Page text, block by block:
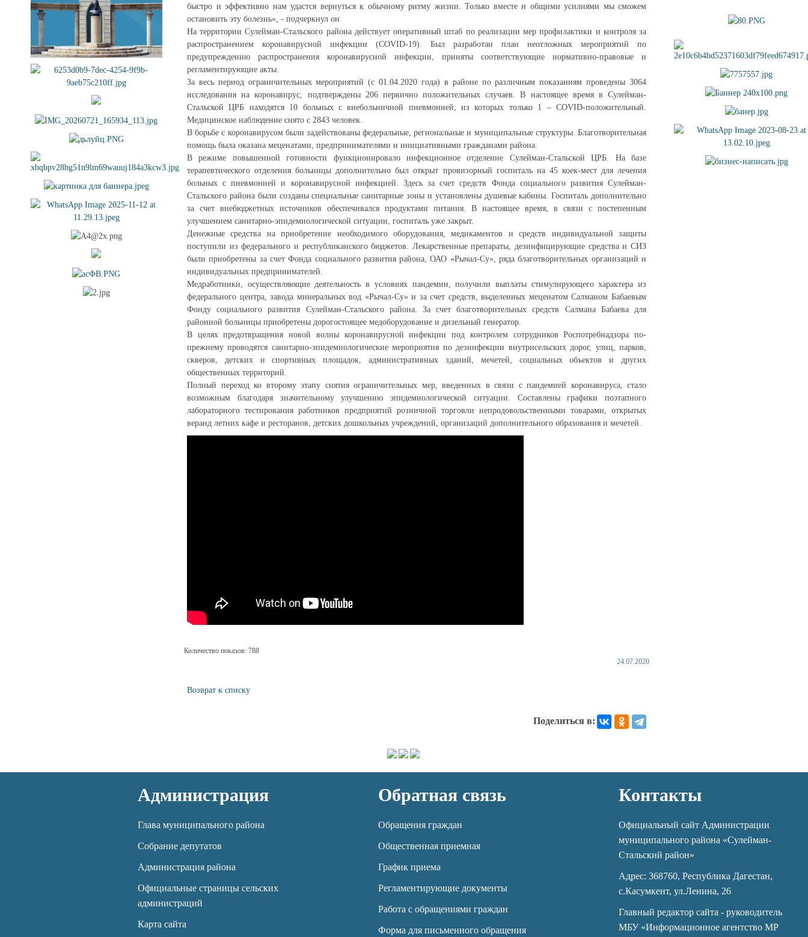
быстро и эффективно нам удастся вернуться к обычному ритму жизни. Только вместе и общими усилиями мы сможем
остановить эту болезнь», - подчеркнул он
На территории Сулейман-Стальского района действует оперативный штаб по реализации мер профилактики и контроля за
распространением коронавирусной инфекции (COVID-19). Был разработан план неотложных мероприятий по
предупреждению распространения коронавирусной инфекции, приняты соответствующие нормативно-правовые и
регламентирующие акты.
За весь период ограничительных мероприятий (с 01.04.2020 года) в районе по различным показаниям проведены 3064
исследования на коронавирус, подтверждены 206 первично положительных случаев. В настоящее время в Сулейман-
Стальской ЦРБ находятся 10 больных с внебольничной пневмонией, из которых только 1 – COVID-положительный.
Медицинское наблюдение снято с 2843 человек.
В борьбе с коронавирусом были задействованы федеральные, региональные и муниципальные структуры. Благотворительная
помощь была оказана меценатами, предпринимателями и инициативными гражданами района.
В режиме повышенной готовности функционировало инфекционное отделение Сулейман-Стальской ЦРБ. На базе
терапевтического отделения больницы дополнительно был открыт провизорный госпиталь на 45 коек-мест для лечения
больных с пневмонией и коронавирусной инфекцией. Здесь за счет средств Фонда социального развития Сулейман-
Стальского района были созданы специальные санитарные зоны и установлены душевые кабины. Госпиталь дополнительно
за счет внебюджетных источников обеспечивался продуктами питания. В настоящее время, в связи с постепенным
улучшением санитарно-эпидемиологической ситуации, госпиталь уже закрыт.
Денежные средства на приобретение необходимого оборудования, медикаментов и средств индивидуальной защиты
поступили из федерального и республиканского бюджетов. Лекарственные препараты, дезинфицирующие средства и СИЗ
были приобретены за счет Фонда социального развития района, ОАО «Рычал-Су», ряда благотворительных организаций и
индивидуальных предпринимателей.
Медработники, осуществляющие деятельность в условиях пандемии, получили выплаты стимулирующего характера из
федерального центра, завода минеральных вод «Рычал-Су» и за счет средств, выделенных меценатом Салманом Бабаевым
Фонду социального развития Сулейман-Стальского района. За счет благотворительных средств Салмана Бабаева для
районной больницы приобретены дорогостоящее медоборудование и дизельный генератор.
В целях предотвращения новой волны коронавирусной инфекции под контролем сотрудников Роспотребнадзора по-
прежнему проводятся санитарно-эпидемиологические мероприятия по дезинфекции внутрисельских дорог, улиц, парков,
скверов, детских и спортивных площадок, административных зданий, мечетей, социальных объектов и других
общественных территорий.
Полный переход ко второму этапу снятия ограничительных мер, введенных в связи с пандемией коронавируса, стало
возможным благодаря значительному улучшению эпидемиологической ситуации. Составлены графики поэтапного
лабораторного тестирования работников предприятий розничной торговли непродовольственными товарами, открытых
веранд летних кафе и ресторанов, детских дошкольных учреждений, организаций дополнительного образования и мечетей.
Количество показов: 788
24.07.2020
Возврат к списку
Поделиться в:
Администрация
Глава муниципального района
Собрание депутатов
Администрация района
Официальные страницы сельских
администраций
Карта сайта
Обратная связь
Обращения граждан
Общественная приемная
График приема
Регламентирующие документы
Работа с обращениями граждан
Форма для письменного обращения
Контакты
Официальный сайт Администрации
муниципального района «Сулейман-
Стальский район»
Адрес: 368760, Республика Дагестан,
с.Касумкент, ул.Ленина, 26
Главный редактор сайта - руководитель
МБУ «Информационное агентство МР